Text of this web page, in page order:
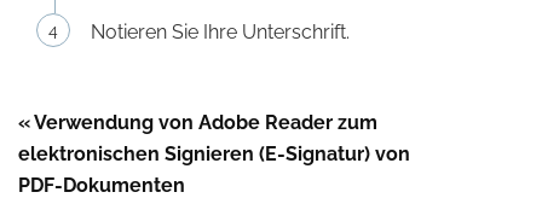
Notieren Sie Ihre Unterschrift.
« Verwendung von Adobe Reader zum
elektronischen Signieren (E-Signatur) von
PDF-Dokumenten